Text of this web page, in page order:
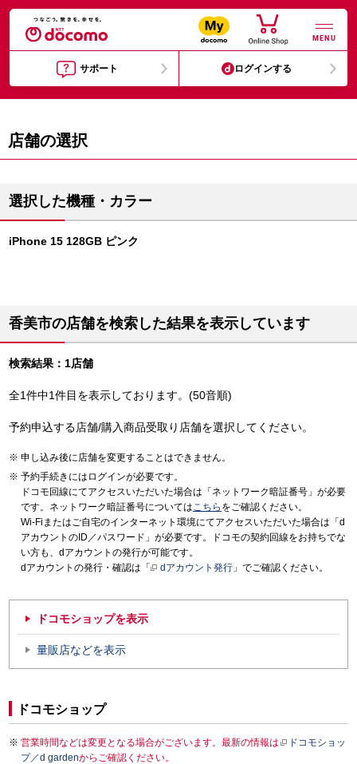
MENU
サポート ログインする
店舗の選択
選択した機種・カラー
iPhone 15 128GB ピンク
香美市の店舗を検索した結果を表示しています
検索結果：1店舗
全1件中1件目を表示しております。(50音順)
予約申込する店舗/購入商品受取り店舗を選択してください。
申し込み後に店舗を変更することはできません。
予約手続きにはログインが必要です。
ドコモ回線にてアクセスいただいた場合は「ネットワーク暗証番号」が必要
です。ネットワーク暗証番号についてはこちら をご確認ください。
Wi-Fiまたはご自宅のインターネット環境にてアクセスいただいた場合は「d
アカウントのID／パスワード」が必要です。ドコモの契約回線をお持ちでな
い方も、dアカウントの発行が可能です。
dアカウントの発行・確認は「
dアカウント発行 」でご確認ください。
ドコモショップを表示
量販店などを表示
ドコモショップ
営業時間などは変更となる場合がございます。最新の情報は
ドコモショッ
プ／d gardenからご確認ください。